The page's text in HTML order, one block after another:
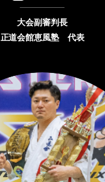
大会副審判長
正道会館恵風塾 代表